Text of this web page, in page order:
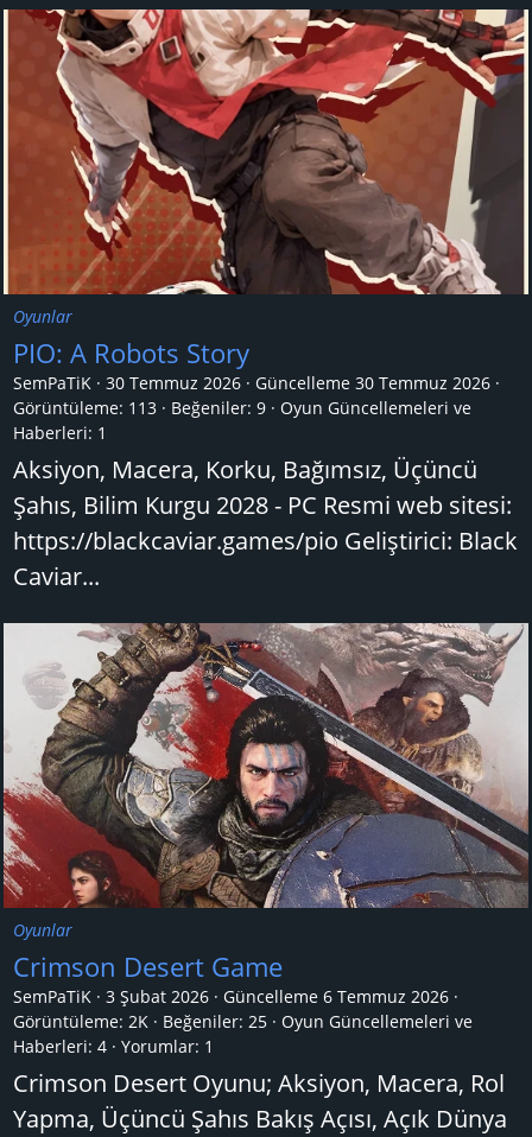
Oyunlar
PIO: A Robots Story
SemPaTiK 30 Temmuz 2026 Güncelleme 30 Temmuz 2026
Görüntüleme: 113
Beğeniler: 9
Oyun Güncellemeleri ve
Haberleri: 1
Aksiyon, Macera, Korku, Bağımsız, Üçüncü
Şahıs, Bilim Kurgu 2028 - PC Resmi web sitesi:
https://blackcaviar.games/pio Geliştirici: Black
Caviar...
Oyunlar
Crimson Desert Game
SemPaTiK 3 Şubat 2026 Güncelleme 6 Temmuz 2026
Görüntüleme: 2K
Beğeniler: 25
Oyun Güncellemeleri ve
Haberleri: 4 Yorumlar: 1
Crimson Desert Oyunu; Aksiyon, Macera, Rol
Yapma, Üçüncü Şahıs Bakış Açısı, Açık Dünya